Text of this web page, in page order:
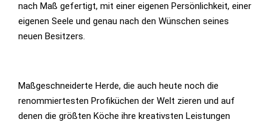
nach Maß gefertigt, mit einer eigenen Persönlichkeit, einer
eigenen Seele und genau nach den Wünschen seines
neuen Besitzers.
Maßgeschneiderte Herde, die auch heute noch die
renommiertesten Profiküchen der Welt zieren und auf
denen die größten Köche ihre kreativsten Leistungen